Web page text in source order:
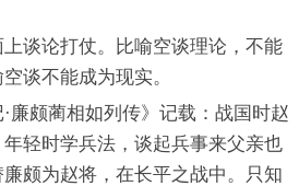
论打仗。比喻空谈理论，不能
谈不能成为现实。
颇蔺相如列传》记载：战国时赵
轻时学兵法，谈起兵事来父亲也
颇为赵将，在长平之战中。只知